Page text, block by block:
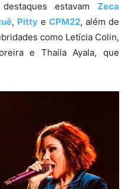
estavam Zeca
, Pitty e CPM22, além de
como Letícia Colin,
e Thaila Ayala, que